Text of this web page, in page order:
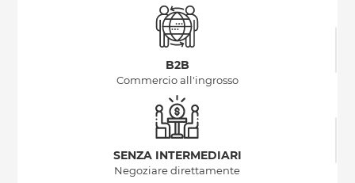
B2B
Commercio all'ingrosso
SENZA INTERMEDIARI
Negoziare direttamente